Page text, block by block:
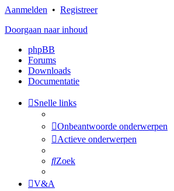
Aanmelden • Registreer
Doorgaan naar inhoud
phpBB
Forums
Downloads
Documentatie
Snelle links
Onbeantwoorde onderwerpen
Actieve onderwerpen
Zoek
V&A